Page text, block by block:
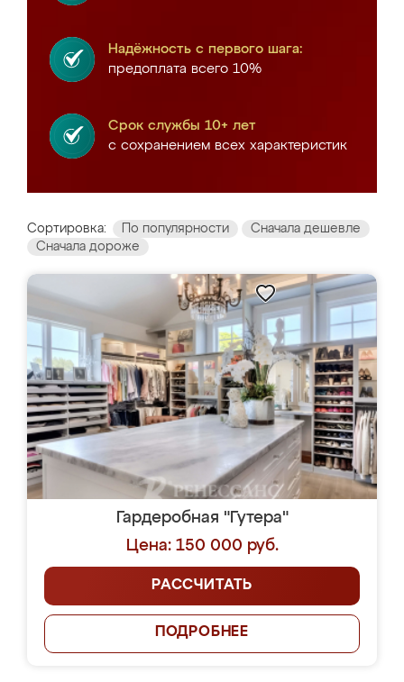
Надёжность с первого шага:
предоплата всего 10%
Срок службы 10+ лет
с сохранением всех характеристик
Сортировка: По популярности
Сначала дешевле
Сначала дороже
Гардеробная "Гутера"
Цена: 150 000 руб.
РАССЧИТАТЬ
ПОДРОБНЕЕ